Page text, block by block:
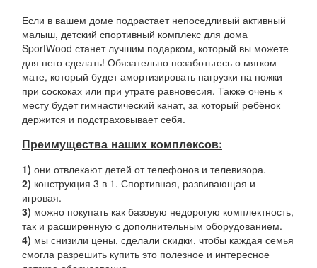
Если в вашем доме подрастает непоседливый активный
малыш, детский спортивный комплекс для дома
SportWood станет лучшим подарком, который вы можете
для него сделать! Обязательно позаботьтесь о мягком
мате, который будет амортизировать нагрузки на ножки
при соскоках или при утрате равновесия. Также очень к
месту будет гимнастический канат, за который ребёнок
держится и подстраховывает себя.
Преимущества наших комплексов:
1) они отвлекают детей от телефонов и телевизора.
2) конструкция 3 в 1. Спортивная, развивающая и
игровая.
3) можно покупать как базовую недорогую комплектность,
так и расширенную с дополнительным оборудованием.
4) мы снизили цены, сделали скидки, чтобы каждая семья
смогла разрешить купить это полезное и интересное